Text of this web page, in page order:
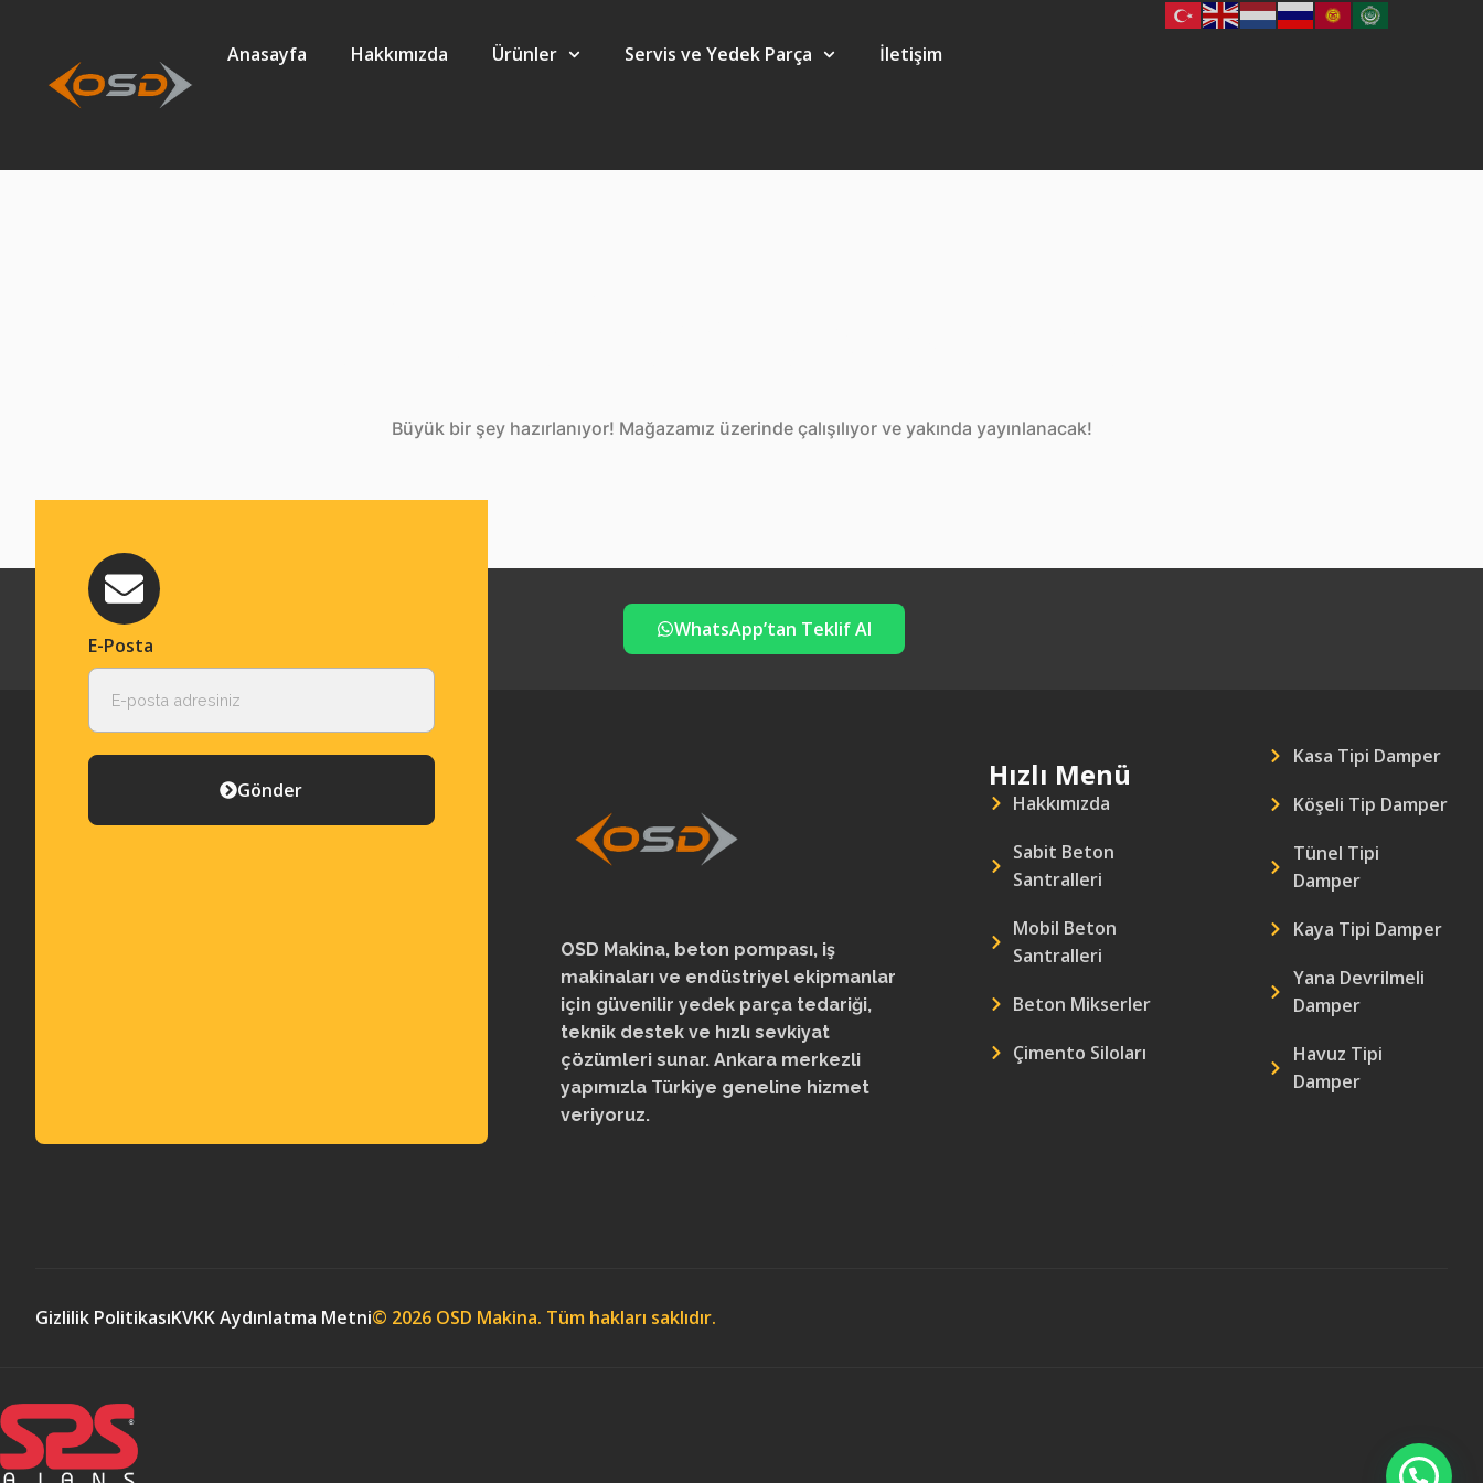
Anasayfa Hakkımızda Ürünler Servis ve Yedek Parça İletişim
Büyük bir şey hazırlanıyor! Mağazamız üzerinde çalışılıyor ve yakında yayınlanacak!
WhatsApp’tan Teklif Al
E-Posta
Gönder
OSD Makina, beton pompası, iş
makinaları ve endüstriyel ekipmanlar
için güvenilir yedek parça tedariği,
teknik destek ve hızlı sevkiyat
çözümleri sunar. Ankara merkezli
yapımızla Türkiye geneline hizmet
veriyoruz.
Hızlı Menü
Hakkımızda
Sabit Beton
Santralleri
Mobil Beton
Santralleri
Beton Mikserler
Çimento Siloları
Kasa Tipi Damper
Köşeli Tip Damper
Tünel Tipi
Damper
Kaya Tipi Damper
Yana Devrilmeli
Damper
Havuz Tipi
Damper
Gizlilik PolitikasıKVKK Aydınlatma Metni© 2026 OSD Makina. Tüm hakları saklıdır.